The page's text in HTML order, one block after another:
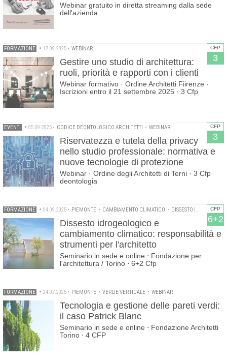
Webinar gratuito in diretta streaming dalla sede
dell'azienda
CFP
3
FORMAZIONE • 17.09.2025 • WEBINAR
Gestire uno studio di architettura:
ruoli, priorità e rapporti con i clienti
Webinar formativo · Ordine Architetti Fiirenze ·
Iscrizioni entro il 21 settembre 2025 · 3 Cfp
CFP
3
EVENTI • 05.09.2025 • CODICE DEONTOLOGICO ARCHITETTI • WEBINAR
Riservatezza e tutela della privacy
nello studio professionale: normativa e
nuove tecnologie di protezione
Webinar · Ordine degli Architetti di Terni · 3 Cfp
deontologia
CFP
6+2
FORMAZIONE • 04.09.2025 • PIEMONTE • CAMBIAMENTO CLIMATICO • DISSESTO IDROGEOLOGICO
Dissesto idrogeologico e
cambiamento climatico: responsabilità e
strumenti per l'architetto
Seminario in sede e online ⋅ Fondazione per
l'architettura / Torino ⋅ 6+2 Cfp
FORMAZIONE • 24.07.2025 • PIEMONTE • VERDE VERTICALE • WEBINAR
Tecnologia e gestione delle pareti verdi:
il caso Patrick Blanc
Seminario in sede e online ⋅ Fondazione Architetti
Torino ⋅ 4 CFP